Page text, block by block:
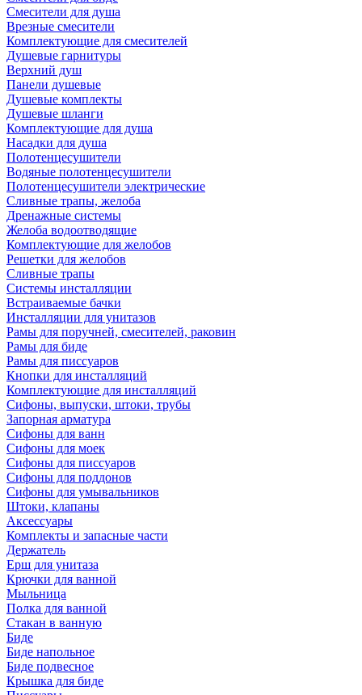
Смесители для душа
Врезные смесители
Комплектующие для смесителей
Душевые гарнитуры
Верхний душ
Панели душевые
Душевые комплекты
Душевые шланги
Комплектующие для душа
Насадки для душа
Полотенцесушители
Водяные полотенцесушители
Полотенцесушители электрические
Сливные трапы, желоба
Дренажные системы
Желоба водоотводящие
Комплектующие для желобов
Решетки для желобов
Сливные трапы
Системы инсталляции
Встраиваемые бачки
Инсталляции для унитазов
Рамы для поручней, смесителей, раковин
Рамы для биде
Рамы для писсуаров
Кнопки для инсталляций
Комплектующие для инсталляций
Сифоны, выпуски, штоки, трубы
Запорная арматура
Сифоны для ванн
Сифоны для моек
Сифоны для писсуаров
Сифоны для поддонов
Сифоны для умывальников
Штоки, клапаны
Аксессуары
Комплекты и запасные части
Держатель
Ерш для унитаза
Крючки для ванной
Мыльница
Полка для ванной
Стакан в ванную
Биде
Биде напольное
Биде подвесное
Крышка для биде